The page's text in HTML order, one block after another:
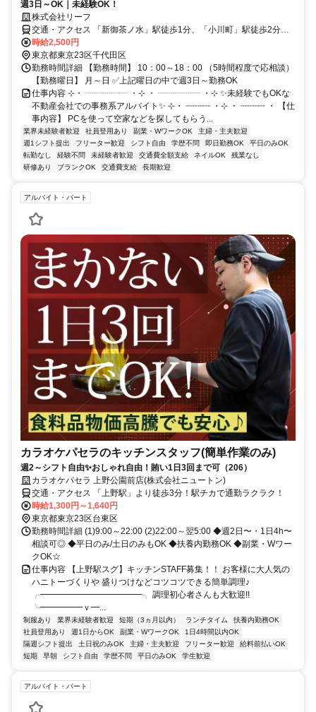
週3日～OK｜未経験OK！
株式会社リーフ
交通・アクセス 「新御茶ノ水」駅徒歩1分、「小川町」駅徒歩2分、
「淡路町」駅徒歩4分、ほか「神保町」や「神田」駅なども便利です
時給2,500円
東京都東京23区千代田区
勤務時間詳細 【勤務時間】 10：00～18：00 （5時間程度で応相談）
【勤務曜日】 月～日 ✅上記曜日の中で週3日～勤務OK
仕事内容 ⊹・ ┈┈┈┈┈ ・⊹ ・ ┈┈┈┈┈ ・⊹ ✨未経験でもOKな
不動産会社での事務系アルバイト✨ ⊹・ ┈┈┈┈┈ ・⊹ ・ ┈┈┈┈┈ ・ 【仕
事内容】 PCを使って空家などを探してもらう...
業界未経験者歓迎 社員登用あり 副業・WワークOK
主婦・主夫歓迎
週1シフト提出
フリーター歓迎 シフト自由 学歴不問 即日勤務OK
平日のみOK
転勤なし
経験不問 未経験者歓迎 交通費全額支給 ネイルOK
残業なし
研修あり
ブランクOK 交通費支給 長期歓迎
アルバイト・パート
カラオケパセラのキッチンスタッフ(簡単作業のみ)
週2～シフト自由✨おしゃれ自由！賄い1日3回まで可（206）
カラオケパセラ 上野公園前店(株式会社ニュートン)
交通・アクセス 「上野駅」より徒歩3分！駅チカで通勤ラクラク！
時給1,300円～1,640円
東京都東京23区台東区
勤務時間詳細 (1)9:00～22:00 (2)22:00～翌5:00 ◆週2日〜・1日4h〜
相談可◎ ◆平日のみ/土日のみもOK ◆扶養内勤務OK ◆副業・Wワー
クOK☆
仕事内容 【上野駅スグ】キッチンSTAFF募集！！ お客様に大人気の
ハニトーづくりや 盛りつけなどコツコツできる簡単調理♪
╭━━━━━━━━━━━━╮ 調理初心者さんも大歓迎!!
╰━━━━━ｖ━...
制服あり 業界未経験者歓迎 短期（3ヵ月以内） ランチタイム
扶養内勤務OK
社員登用あり
週1日からOK 副業・WワークOK
1日4時間以内OK
隔週シフト提出
土日祝のみOK 主婦・主夫歓迎 フリーター歓迎
給料前払いOK
短期
早朝 シフト自由 学歴不問 平日のみOK 学生歓迎
アルバイト・パート